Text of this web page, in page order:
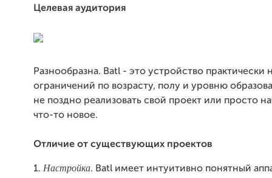
Целевая аудитория
Разнообразна. Batl - это устройство
ограничений по возрасту, полу и уровню
не поздно реализовать свой проект или просто
что-то новое.
Отличие от существующих проектов
1. Настройка. Batl имеет интуитивно понятный